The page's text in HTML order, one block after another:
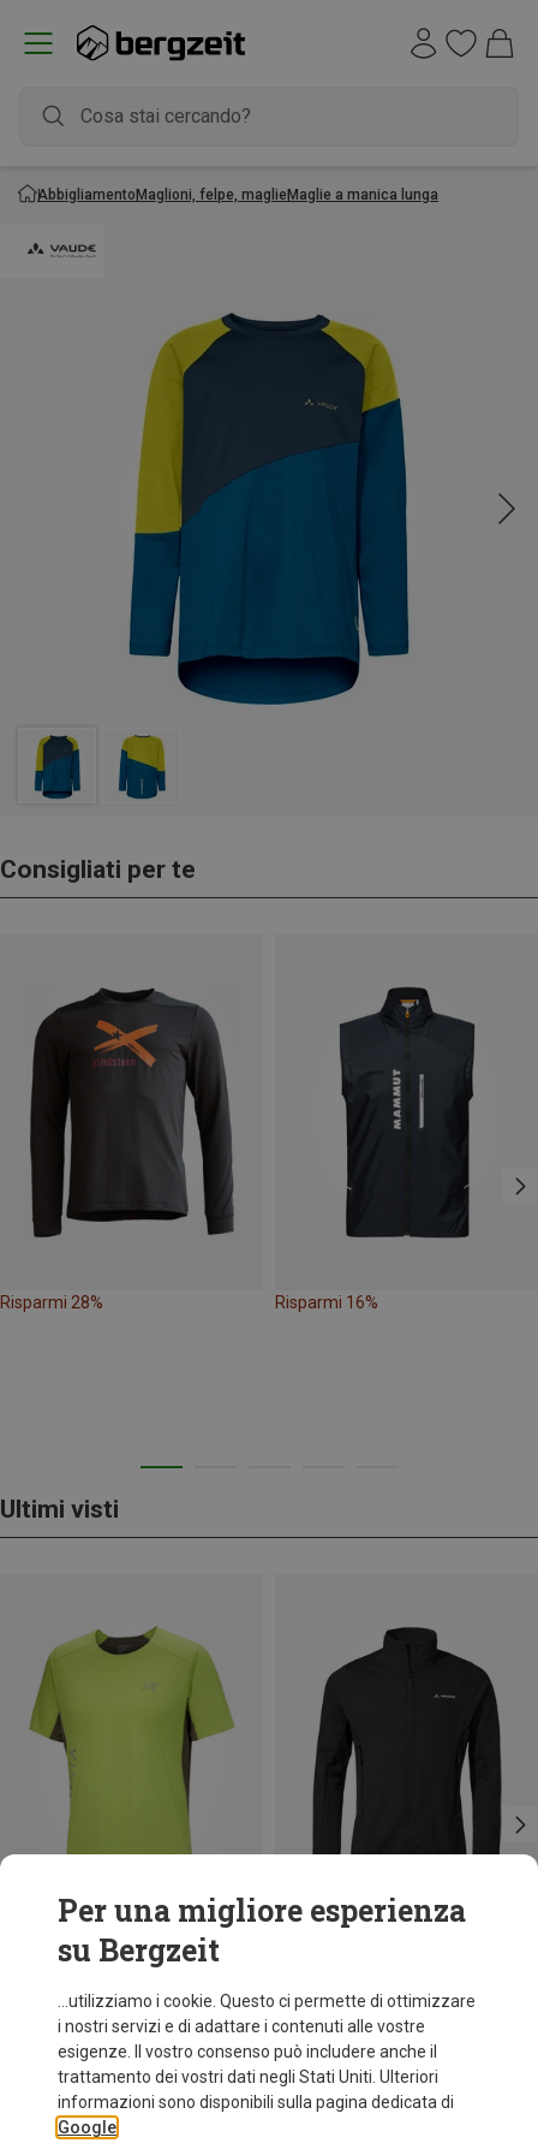
AbbigliamentoMaglioni, felpe, maglieMaglie a manica lunga
Consigliati per te
Risparmi 28% Risparmi 16%
Ultimi visti
Risparmi 38%
Per una migliore esperienza
su Bergzeit
...utilizziamo i cookie. Questo ci permette di ottimizzare
i nostri servizi e di adattare i contenuti alle vostre
esigenze. Il vostro consenso può includere anche il
trattamento dei vostri dati negli Stati Uniti. Ulteriori
informazioni sono disponibili sulla pagina dedicata di
Google